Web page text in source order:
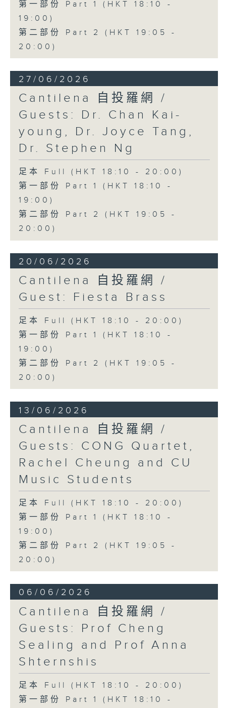
第一部份 Part 1 (HKT 18:10 -
19:00)
第二部份 Part 2 (HKT 19:05 -
20:00)
27/06/2026
Cantilena 自投羅網 /
Guests: Dr. Chan Kai-
young, Dr. Joyce Tang,
Dr. Stephen Ng
足本 Full (HKT 18:10 - 20:00)
第一部份 Part 1 (HKT 18:10 -
19:00)
第二部份 Part 2 (HKT 19:05 -
20:00)
20/06/2026
Cantilena 自投羅網 /
Guest: Fiesta Brass
足本 Full (HKT 18:10 - 20:00)
第一部份 Part 1 (HKT 18:10 -
19:00)
第二部份 Part 2 (HKT 19:05 -
20:00)
13/06/2026
Cantilena 自投羅網 /
Guests: CONG Quartet,
Rachel Cheung and CU
Music Students
足本 Full (HKT 18:10 - 20:00)
第一部份 Part 1 (HKT 18:10 -
19:00)
第二部份 Part 2 (HKT 19:05 -
20:00)
06/06/2026
Cantilena 自投羅網 /
Guests: Prof Cheng
Sealing and Prof Anna
Shternshis
足本 Full (HKT 18:10 - 20:00)
第一部份 Part 1 (HKT 18:10 -